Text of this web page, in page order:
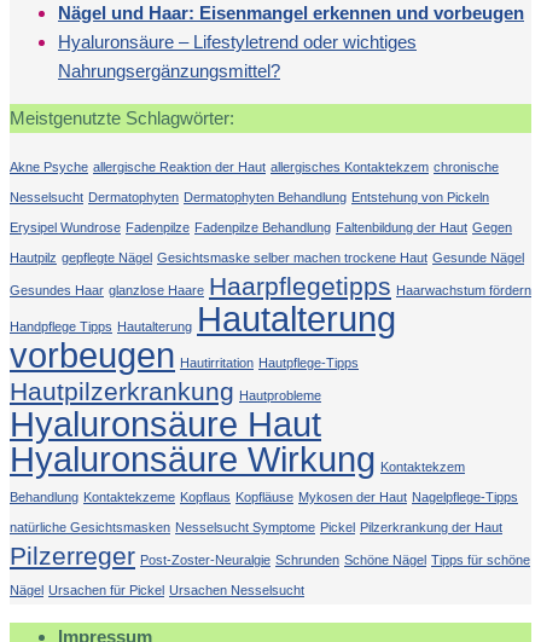
Nägel und Haar: Eisenmangel erkennen und vorbeugen
Hyaluronsäure – Lifestyletrend oder wichtiges
Nahrungsergänzungsmittel?
Meistgenutzte Schlagwörter:
Akne Psyche allergische Reaktion der Haut allergisches Kontaktekzem chronische
Nesselsucht Dermatophyten Dermatophyten Behandlung Entstehung von Pickeln
Erysipel Wundrose Fadenpilze Fadenpilze Behandlung Faltenbildung der Haut Gegen
Hautpilz gepflegte Nägel Gesichtsmaske selber machen trockene Haut Gesunde Nägel
Gesundes Haar glanzlose Haare Haarpflegetipps Haarwachstum fördern
Handpflege Tipps Hautalterung Hautalterung
vorbeugen Hautirritation Hautpflege-Tipps
Hautpilzerkrankung Hautprobleme
Hyaluronsäure Haut
Hyaluronsäure Wirkung Kontaktekzem
Behandlung Kontaktekzeme Kopflaus Kopfläuse Mykosen der Haut Nagelpflege-Tipps
natürliche Gesichtsmasken Nesselsucht Symptome Pickel Pilzerkrankung der Haut
Pilzerreger Post-Zoster-Neuralgie Schrunden Schöne Nägel Tipps für schöne
Nägel Ursachen für Pickel Ursachen Nesselsucht
Impressum